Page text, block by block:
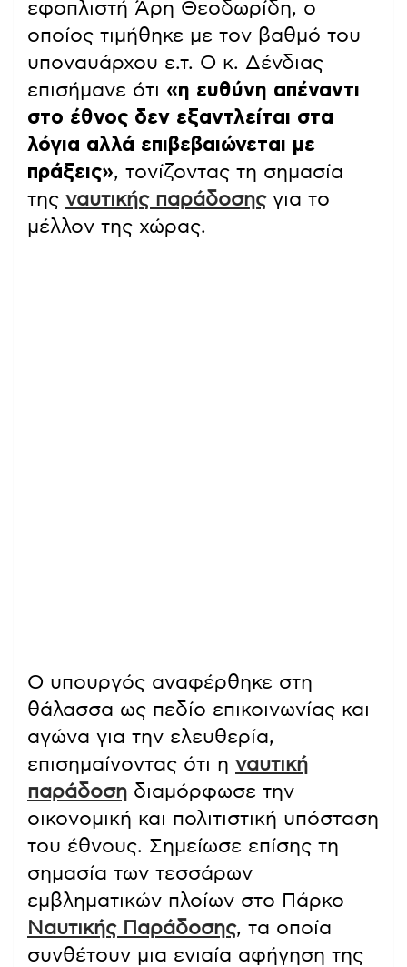
εφοπλιστή Άρη Θεοδωρίδη, ο
οποίος τιμήθηκε με τον βαθμό του
υποναυάρχου ε.τ. Ο κ. Δένδιας
επισήμανε ότι «η ευθύνη απέναντι
στο έθνος δεν εξαντλείται στα
λόγια αλλά επιβεβαιώνεται με
πράξεις», τονίζοντας τη σημασία
της ναυτικής παράδοσηςγια το
μέλλον της χώρας.
Ο υπουργός αναφέρθηκε στη
θάλασσα ως πεδίο επικοινωνίας και
αγώνα για την ελευθερία,
επισημαίνοντας ότι η ναυτική
παράδοση διαμόρφωσε την
οικονομική και πολιτιστική υπόσταση
του έθνους. Σημείωσε επίσης τη
σημασία των τεσσάρων
εμβληματικών πλοίων στο Πάρκο
Ναυτικής Παράδοσης, τα οποία
συνθέτουν μια ενιαία αφήγηση της